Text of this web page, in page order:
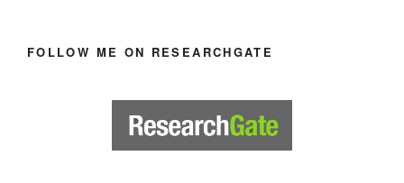
FOLLOW ME ON RESEARCHGATE